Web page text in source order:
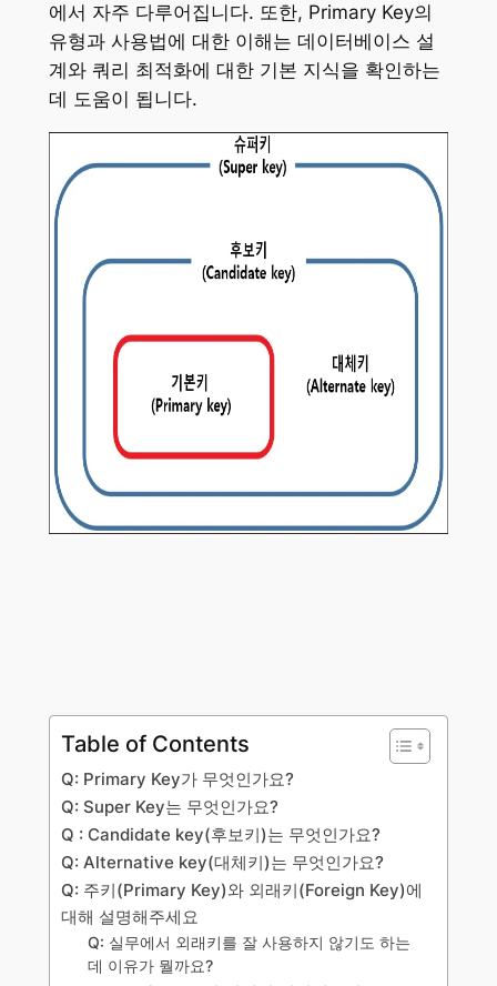
에서 자주 다루어집니다. 또한, Primary Key의
유형과 사용법에 대한 이해는 데이터베이스 설
계와 쿼리 최적화에 대한 기본 지식을 확인하는
데 도움이 됩니다.
Table of Contents
Q: Primary Key가 무엇인가요?
Q: Super Key는 무엇인가요?
Q : Candidate key(후보키)는 무엇인가요?
Q: Alternative key(대체키)는 무엇인가요?
Q: 주키(Primary Key)와 외래키(Foreign Key)에
대해 설명해주세요
Q: 실무에서 외래키를 잘 사용하지 않기도 하는
데 이유가 뭘까요?